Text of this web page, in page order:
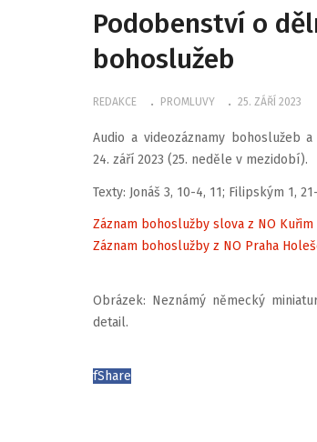
Podobenství o
bohoslužeb
REDAKCE PROMLUVY 25. ZÁŘÍ 2023
Audio a videozáznamy bohoslužeb
24. září 2023 (25. neděle v mezidobí).
Texty: Jonáš 3, 10-4, 11; Filipským 1,
Záznam bohoslužby slova z NO Kuřim
Záznam bohoslužby z NO Praha
Obrázek: Neznámý německý
detail.
fShare